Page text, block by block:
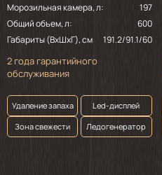
Морозильная камера, л:
197
Общий объем, л:
600
Габариты (ВхШхГ), см
191.2/91.1/60
2 года гарантийного
обслуживания
Удаление запаха
Led-дисплей
Зона свежести
Ледогенератор